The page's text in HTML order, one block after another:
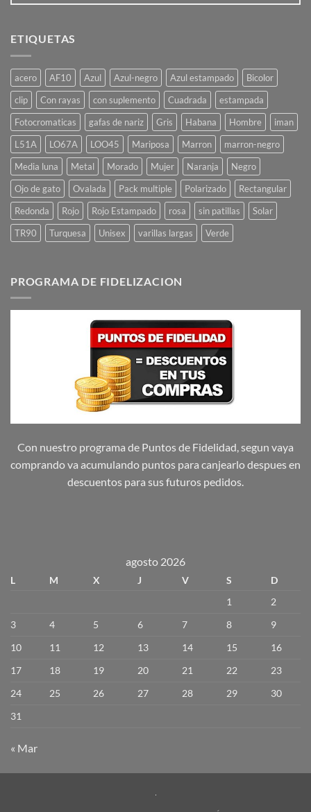
ETIQUETAS
acero AF10 Azul Azul-negro Azul estampado
Bicolor
clip
Con rayas con suplemento Cuadrada
estampada
Fotocromaticas
gafas de nariz Gris Habana Hombre
iman
L51A
LO67A LOO45 Mariposa Marron
marron-negro
Media luna
Metal Morado Mujer Naranja
Negro
Ojo de gato
Ovalada Pack multiple Polarizado
Rectangular
Redonda
Rojo Rojo Estampado rosa sin patillas
Solar
TR90
Turquesa Unisex varillas largas Verde
PROGRAMA DE FIDELIZACION
Con nuestro programa de Puntos de Fidelidad, segun vaya
comprando va acumulando puntos para canjearlo despues en
descuentos para sus futuros pedidos.
agosto 2026
L M X J V S
D
1
2
3
4 5 6 7 8
9
10
11 12 13 14 15
16
17
18 19 20 21 22
23
24
25 26 27 28 29
30
31
« Mar